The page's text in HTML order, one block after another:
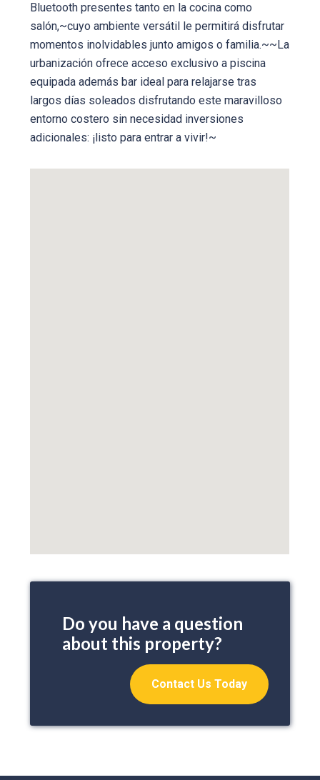
Bluetooth presentes tanto en la cocina como
salón,~cuyo ambiente versátil le permitirá disfrutar
momentos inolvidables junto amigos o familia.~~La
urbanización ofrece acceso exclusivo a piscina
equipada además bar ideal para relajarse tras
largos días soleados disfrutando este maravilloso
entorno costero sin necesidad inversiones
adicionales: ¡listo para entrar a vivir!~
Do you have a question
about this property?
Contact Us Today